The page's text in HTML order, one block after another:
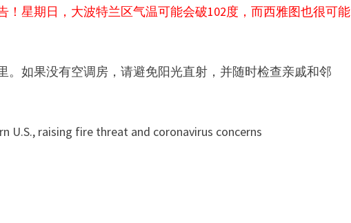
星期日，大波特兰区气温可能会破102度，而西雅图也很可能
如果没有空调房，请避免阳光直射，并随时检查亲戚和邻
U.S., raising fire threat and coronavirus concerns